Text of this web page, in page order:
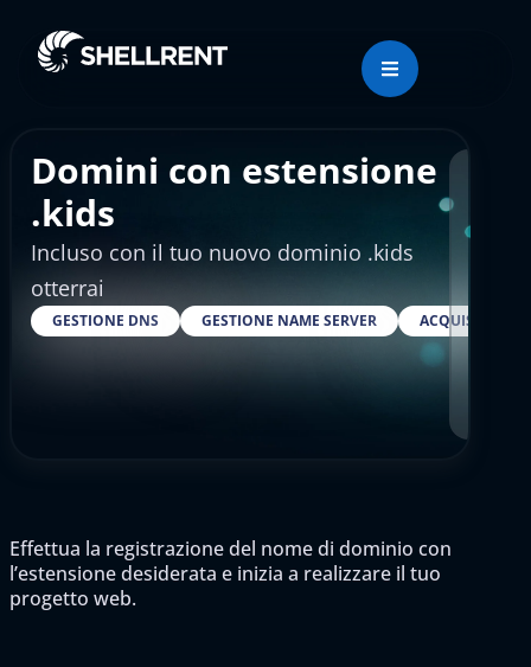
Domini con estensione
.kids
Incluso con il tuo nuovo dominio .kids
otterrai
GESTIONE DNS GESTIONE NAME SERVER ACQUISTARE
Effettua la registrazione del nome di dominio con
l’estensione desiderata e inizia a realizzare il tuo
progetto web.